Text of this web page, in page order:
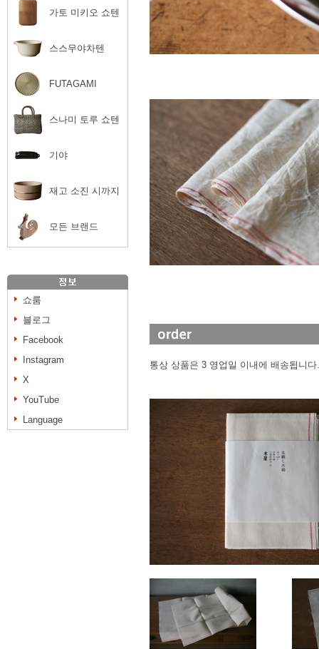
가토 미키오 쇼텐
스스무야차텐
FUTAGAMI
스나미 토루 쇼텐
기야
재고 소진 시까지
모든 브랜드
쇼룸
블로그
Facebook
Instagram
X
YouTube
Language
통상 상품은 3 영업일 이내에 배송됩니